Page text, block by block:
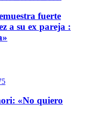
fuerte
a su ex pareja :
«No quiero